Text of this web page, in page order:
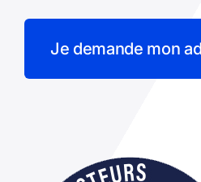
Je demande mon